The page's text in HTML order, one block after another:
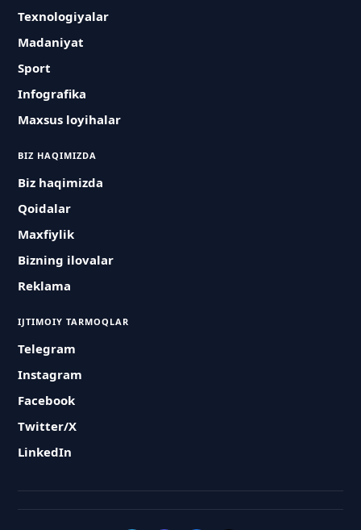
Texnologiyalar
Madaniyat
Sport
Infografika
Maxsus loyihalar
BIZ HAQIMIZDA
Biz haqimizda
Qoidalar
Maxfiylik
Bizning ilovalar
Reklama
IJTIMOIY TARMOQLAR
Telegram
Instagram
Facebook
Twitter/X
LinkedIn